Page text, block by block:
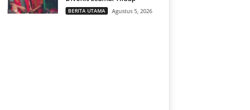
BERITA UTAMA Agustus 5, 2026